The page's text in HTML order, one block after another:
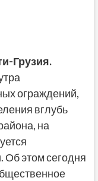
Грузия.
ограждений,
вглубь
на
Об этом сегодня